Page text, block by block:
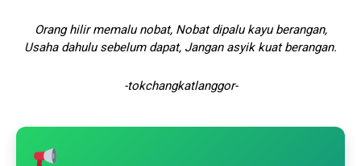
Orang hilir memalu nobat, Nobat dipalu kayu berangan,
Usaha dahulu sebelum dapat, Jangan asyik kuat berangan.
-tokchangkatlanggor-